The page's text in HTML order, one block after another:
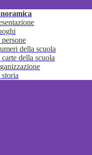
della scuola
della scuola